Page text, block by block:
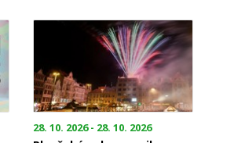
28. 10. 2026 - 28. 10. 2026